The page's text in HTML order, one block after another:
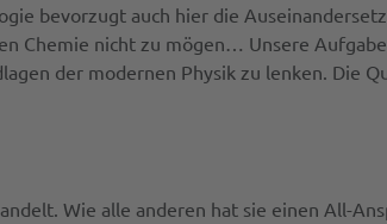
bevorzugt auch hier die
Chemie nicht zu mögen… Unsere
der modernen Physik zu lenken. Die
Wie alle anderen hat sie einen All-